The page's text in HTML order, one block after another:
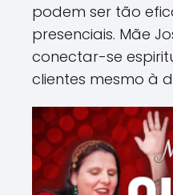
podem ser tão
presenciais. Mãe
conectar-se
clientes mesmo à